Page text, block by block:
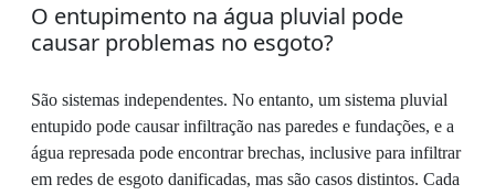
O entupimento na água pluvial pode
causar problemas no esgoto?
São sistemas independentes. No entanto, um sistema pluvial
entupido pode causar infiltração nas paredes e fundações, e a
água represada pode encontrar brechas, inclusive para infiltrar
em redes de esgoto danificadas, mas são casos distintos. Cada